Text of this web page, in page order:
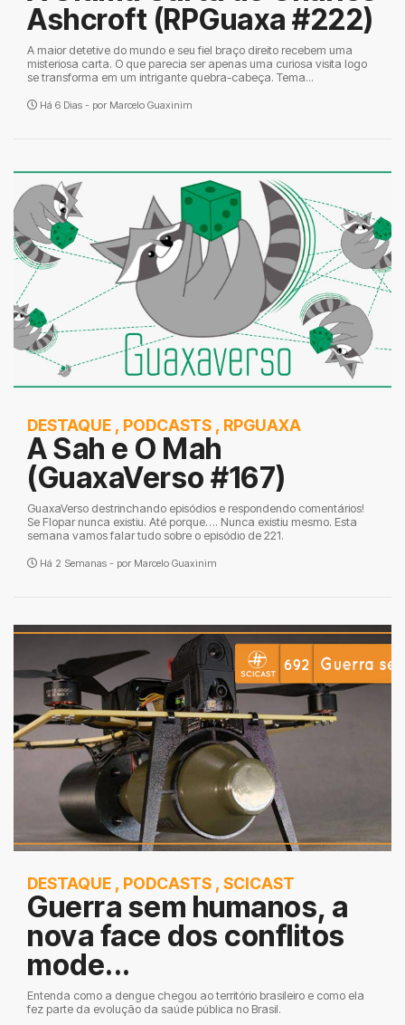
Ashcroft (RPGuaxa #222)
A maior detetive do mundo e seu fiel braço direito recebem uma
misteriosa carta. O que parecia ser apenas uma curiosa visita logo
se transforma em um intrigante quebra-cabeça. Tema...
Há 6 Dias - por Marcelo Guaxinim
DESTAQUE , PODCASTS , RPGUAXA
A Sah e O Mah
(GuaxaVerso #167)
GuaxaVerso destrinchando episódios e respondendo comentários!
Se Flopar nunca existiu. Até porque…. Nunca existiu mesmo. Esta
semana vamos falar tudo sobre o episódio de 221.
Há 2 Semanas - por Marcelo Guaxinim
DESTAQUE , PODCASTS , SCICAST
Guerra sem humanos, a
nova face dos conflitos
mode...
Entenda como a dengue chegou ao território brasileiro e como ela
fez parte da evolução da saúde pública no Brasil.